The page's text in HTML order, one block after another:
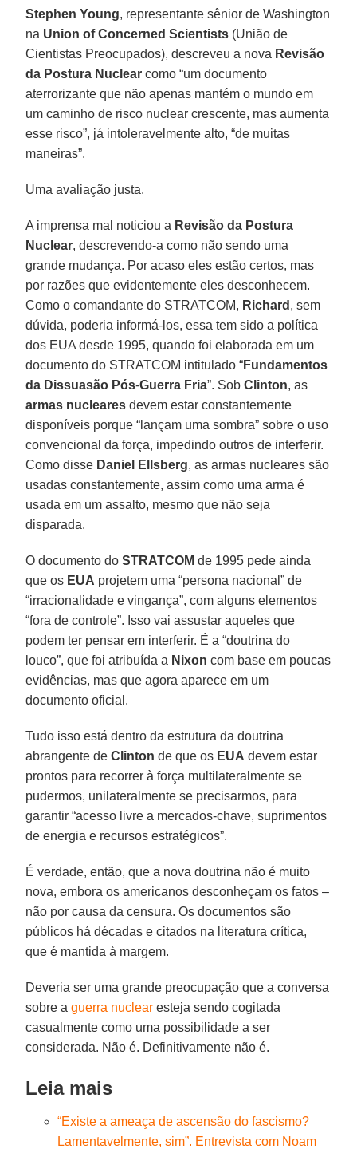
Stephen Young, representante sênior de Washington
na Union of Concerned Scientists (União de
Cientistas Preocupados), descreveu a nova Revisão
da Postura Nuclear como “um documento
aterrorizante que não apenas mantém o mundo em
um caminho de risco nuclear crescente, mas aumenta
esse risco”, já intoleravelmente alto, “de muitas
maneiras”.
Uma avaliação justa.
A imprensa mal noticiou a Revisão da Postura
Nuclear, descrevendo-a como não sendo uma
grande mudança. Por acaso eles estão certos, mas
por razões que evidentemente eles desconhecem.
Como o comandante do STRATCOM, Richard , sem
dúvida, poderia informá-los, essa tem sido a política
dos EUA desde 1995, quando foi elaborada em um
documento do STRATCOM intitulado “Fundamentos
da Dissuasão Pós-Guerra Fria”. SobClinton, as
armas nucleares devem estar constantemente
disponíveis porque “lançam uma sombra” sobre o uso
convencional da força, impedindo outros de interferir.
Como disse Daniel Ellsberg, as armas nucleares são
usadas constantemente, assim como uma arma é
usada em um assalto, mesmo que não seja
disparada.
O documento doSTRATCOM de 1995 pede ainda
que os EUA projetem uma “persona nacional” de
“irracionalidade e vingança”, com alguns elementos
“fora de controle”. Isso vai assustar aqueles que
podem ter pensar em interferir. É a “doutrina do
louco”, que foi atribuída a Nixon com base em poucas
evidências, mas que agora aparece em um
documento oficial.
Tudo isso está dentro da estrutura da doutrina
abrangente deClinton de que os EUA devem estar
prontos para recorrer à força multilateralmente se
pudermos, unilateralmente se precisarmos, para
garantir “acesso livre a mercados-chave, suprimentos
de energia e recursos estratégicos”.
É verdade, então, que a nova doutrina não é muito
nova, embora os americanos desconheçam os fatos –
não por causa da censura. Os documentos são
públicos há décadas e citados na literatura crítica,
que é mantida à margem.
Deveria ser uma grande preocupação que a conversa
sobre a guerra nuclear esteja sendo cogitada
casualmente como uma possibilidade a ser
considerada. Não é. Definitivamente não é.
Leia mais
“Existe a ameaça de ascensão do fascismo?
Lamentavelmente, sim”. Entrevista com Noam